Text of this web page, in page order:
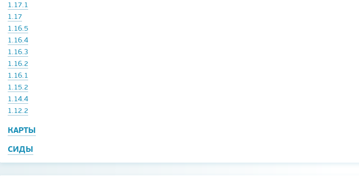
1.17.1
1.17
1.16.5
1.16.4
1.16.3
1.16.2
1.16.1
1.15.2
1.14.4
1.12.2
КАРТЫ
СИДЫ